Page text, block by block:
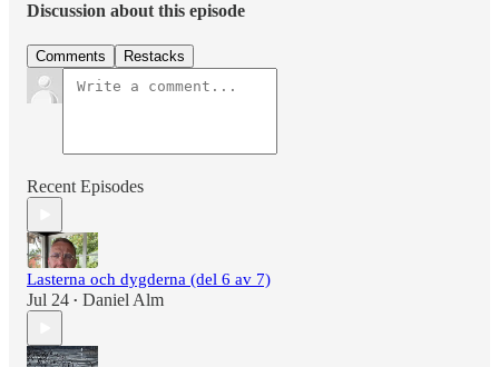
Discussion about this episode
Comments Restacks
Recent Episodes
Lasterna och dygderna (del 6 av 7)
Jul 24 • Daniel Alm